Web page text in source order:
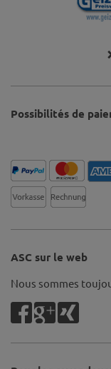
Possibilités de
ASC sur le web
Nous sommes